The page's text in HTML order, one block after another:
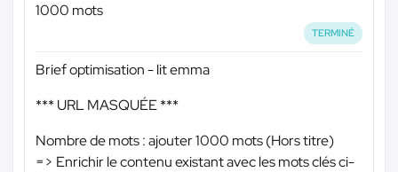
1000 mots
TERMINÉ
Brief optimisation - lit emma
*** URL MASQUÉE ***
Nombre de mots : ajouter 1000 mots (Hors titre)
=> Enrichir le contenu existant avec les mots clés ci-